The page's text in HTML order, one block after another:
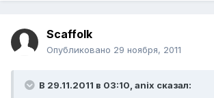
Scaffolk
Опубликовано 29 ноября, 2011
В 29.11.2011 в 03:10, anix сказал: